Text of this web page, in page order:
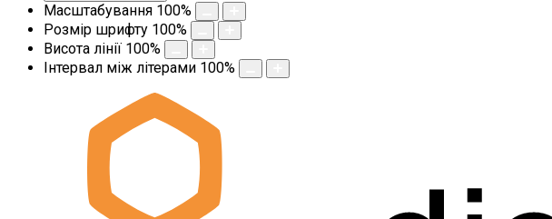
Масштабування 100%
Розмір шрифту 100%
Висота лінії 100%
Інтервал між літерами 100%